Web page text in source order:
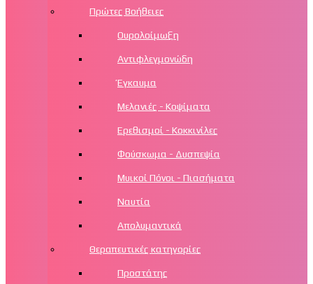
Πρώτες Βοήθειες
Ουρολοίμωξη
Αντιφλεγμονώδη
Έγκαυμα
Μελανιές - Κοψίματα
Ερεθισμοί - Κοκκινίλες
Φούσκωμα - Δυσπεψία
Μυικοί Πόνοι - Πιασήματα
Ναυτία
Απολυμαντικά
Θεραπευτικές κατηγορίες
Προστάτης